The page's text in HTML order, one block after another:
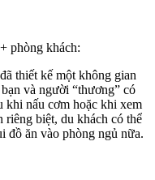
phòng khách:
thiết kế một không gian
và người “thương” có
khi nấu cơm hoặc khi xem
riêng biệt, du khách có thể
đồ ăn vào phòng ngủ nữa.